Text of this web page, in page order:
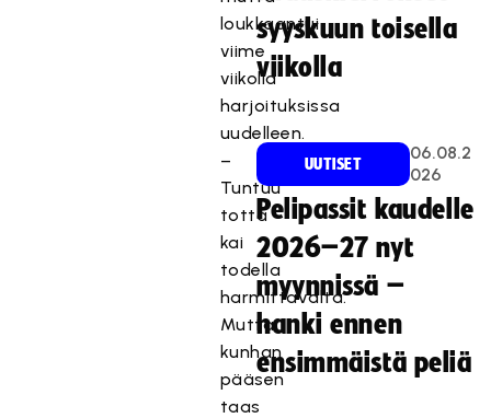
loukkaantui
viime
viikolla
harjoituksissa
uudelleen.
–
Tuntuu
totta
kai
todella
harmittavalta.
Mutta
kunhan
pääsen
taas
syyskuun toisella
viikolla
UUTISET
06.08.2
026
Pelipassit kaudelle
2026–27 nyt
myynnissä –
hanki ennen
ensimmäistä peliä